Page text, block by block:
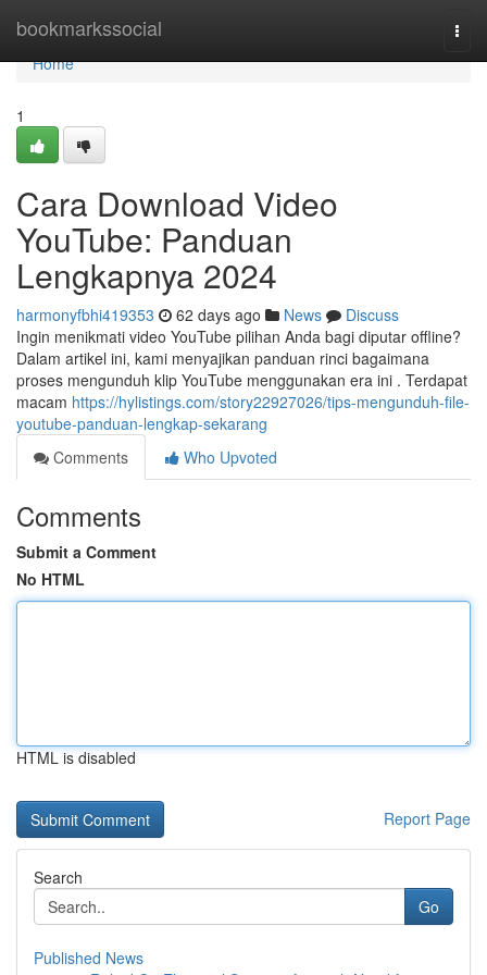
bookmarkssocial
Home
Home
1
Cara Download Video
YouTube: Panduan
Lengkapnya 2024
harmonyfbhi419353 62 days ago News
Discuss
Ingin menikmati video YouTube pilihan Anda bagi diputar offline?
Dalam artikel ini, kami menyajikan panduan rinci bagaimana
proses mengunduh klip YouTube menggunakan era ini . Terdapat
macam https://hylistings.com/story22927026/tips-mengunduh-file-
youtube-panduan-lengkap-sekarang
Comments
Who Upvoted
Comments
Submit a Comment
No HTML
HTML is disabled
Report Page
Search
Go
Published News